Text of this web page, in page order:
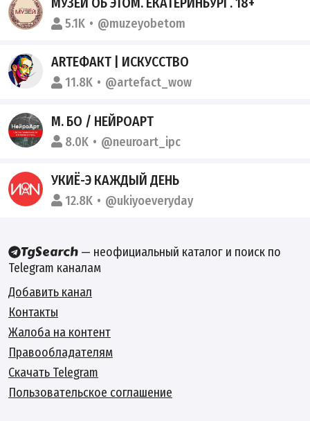
5.1K @muzeyobetom
ARTЕФАКТ | ИСКУССТВО
11.8K @artefact_wow
М. БО / НЕЙРОАРТ
8.0K @neuroart_ipc
УКИЁ-Э КАЖДЫЙ ДЕНЬ
12.8K @ukiyoeveryday
— неофициальный каталог и поиск по
Telegram каналам
Добавить канал
Контакты
Жалоба на контент
Правообладателям
Скачать Telegram
Пользовательское соглашение